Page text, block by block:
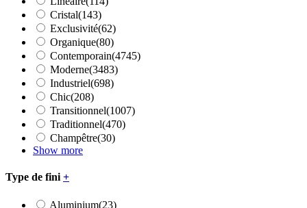
Cristal(143)
Exclusivité(62)
Organique(80)
Contemporain(4745)
Moderne(3483)
Industriel(698)
Chic(208)
Transitionnel(1007)
Traditionnel(470)
Champêtre(30)
Show more
Type de fini +
Aluminium(23)